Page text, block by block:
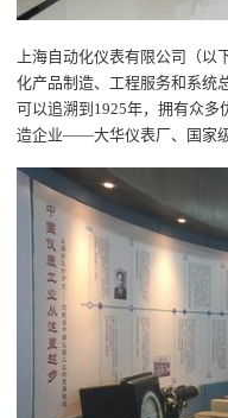
上海自动化仪表有限公司（以
化产品制造、工程服务和系统
可以追溯到1925年，拥有众多
造企业——大华仪表厂、国家